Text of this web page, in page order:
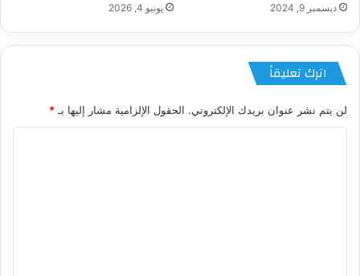
ديسمبر 9, 2024 يونيو 4, 2026
اترك تعليقاً
لن يتم نشر عنوان بريدك الإلكتروني. الحقول الإلزامية مشار إليها بـ *